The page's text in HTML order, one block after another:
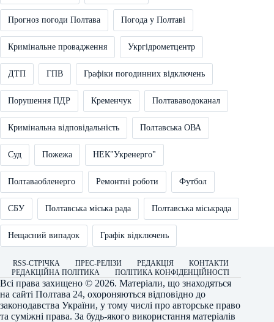
Прогноз погоди Полтава Погода у Полтаві
Кримінальне провадження Укргідрометцентр
ДТП ГПВ Графіки погодинних відключень
Порушення ПДР Кременчук Полтававодоканал
Кримінальна відповідальність Полтавська ОВА
Суд Пожежа НЕК"Укренерго"
Полтаваобленерго Ремонтні роботи Футбол
СБУ Полтавська міська рада Полтавська міськрада
Нещасний випадок Графік відключень
RSS-СТРІЧКА ПРЕС-РЕЛІЗИ РЕДАКЦІЯ
КОНТАКТИ
РЕДАКЦІЙНА ПОЛІТИКА
ПОЛІТИКА КОНФІДЕНЦІЙНОСТІ
Всі права захищено © 2026. Матеріали, що знаходяться
на сайті Полтава 24, охороняються відповідно до
законодавства України, у тому числі про авторське право
та суміжні права. За будь-якого використання матеріалів